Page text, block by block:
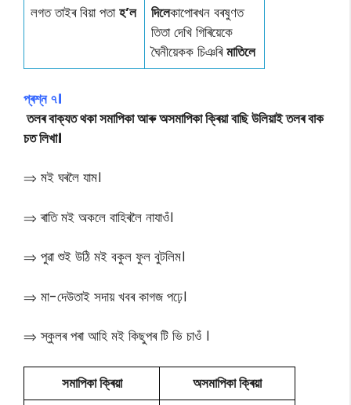
লগত তাইৰ বিয়া পতাহ’ল
দিলেকাপোৰখন বৰষুণত
তিতা দেখি গিৰিয়েকে
ঘৈনীয়েকক চিঞৰিমাতিলে
প্ৰশ্ন ৭।
তলৰ বাক্যত থকা সমাপিকা আৰু অসমাপিকা ক্ৰিয়া বাছি উলিয়াই তলৰ বাক
চত লিখা।
⇒ মই ঘৰলৈ যাম।
⇒ ৰাতি মই অকলে বাহিৰলৈ নাযাওঁ।
⇒ পুৱা শুই উঠি মই বকুল ফুল বুটলিম।
⇒ মা-দেউতাই সদায় খবৰ কাগজ পঢ়ে।
⇒ স্কুলৰ পৰা আহি মই কিছুপৰ টি ভি চাওঁ ।
সমাপিকা ক্ৰিয়া অসমাপিকা ক্ৰিয়া